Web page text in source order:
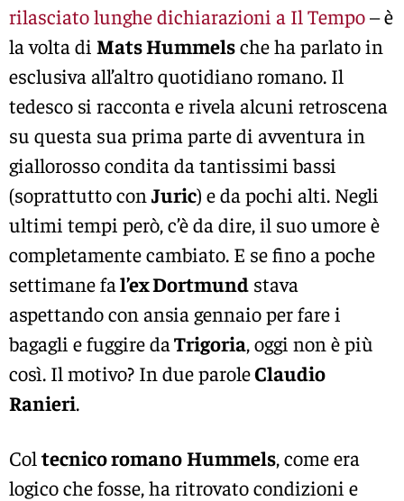
rilasciato lunghe dichiarazioni a Il Tempo– è
la volta di Mats Hummelsche ha parlato in
esclusiva all’altro quotidiano romano. Il
tedesco si racconta e rivela alcuni retroscena
su questa sua prima parte di avventura in
giallorosso condita da tantissimi bassi
(soprattutto con Juric) e da pochi alti. Negli
ultimi tempi però, c’è da dire, il suo umore è
completamente cambiato. E se fino a poche
settimane fal’ex Dortmund stava
aspettando con ansia gennaio per fare i
bagagli e fuggire daTrigoria, oggi non è più
così. Il motivo? In due paroleClaudio
Ranieri.
Col tecnico romanoHummels, come era
logico che fosse, ha ritrovato condizioni e